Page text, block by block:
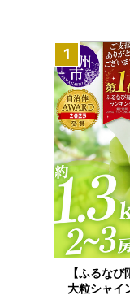
【ふるな
大粒シャイ